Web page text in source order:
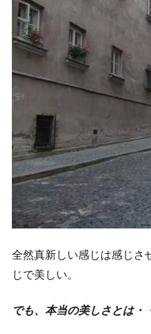
全然真新しい感じは感じさ
じで美しい。
でも、本当の美しさとは・